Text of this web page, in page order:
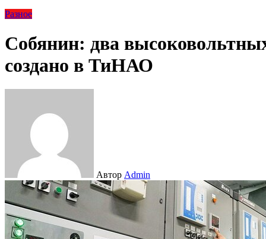
Разное
Собянин: два
создано в ТиНАО
Автор Admin